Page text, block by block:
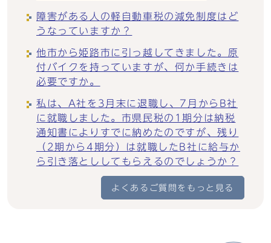
障害がある人の軽自動車税の減免制度はど
うなっていますか？
他市から姫路市に引っ越してきました。原
付バイクを持っていますが、何か手続きは
必要ですか。
私は、A社を3月末に退職し、7月からB社
に就職しました。市県民税の1期分は納税
通知書によりすでに納めたのですが、残り
（2期から4期分）は就職したB社に給与か
ら引き落とししてもらえるのでしょうか？
よくあるご質問をもっと見る